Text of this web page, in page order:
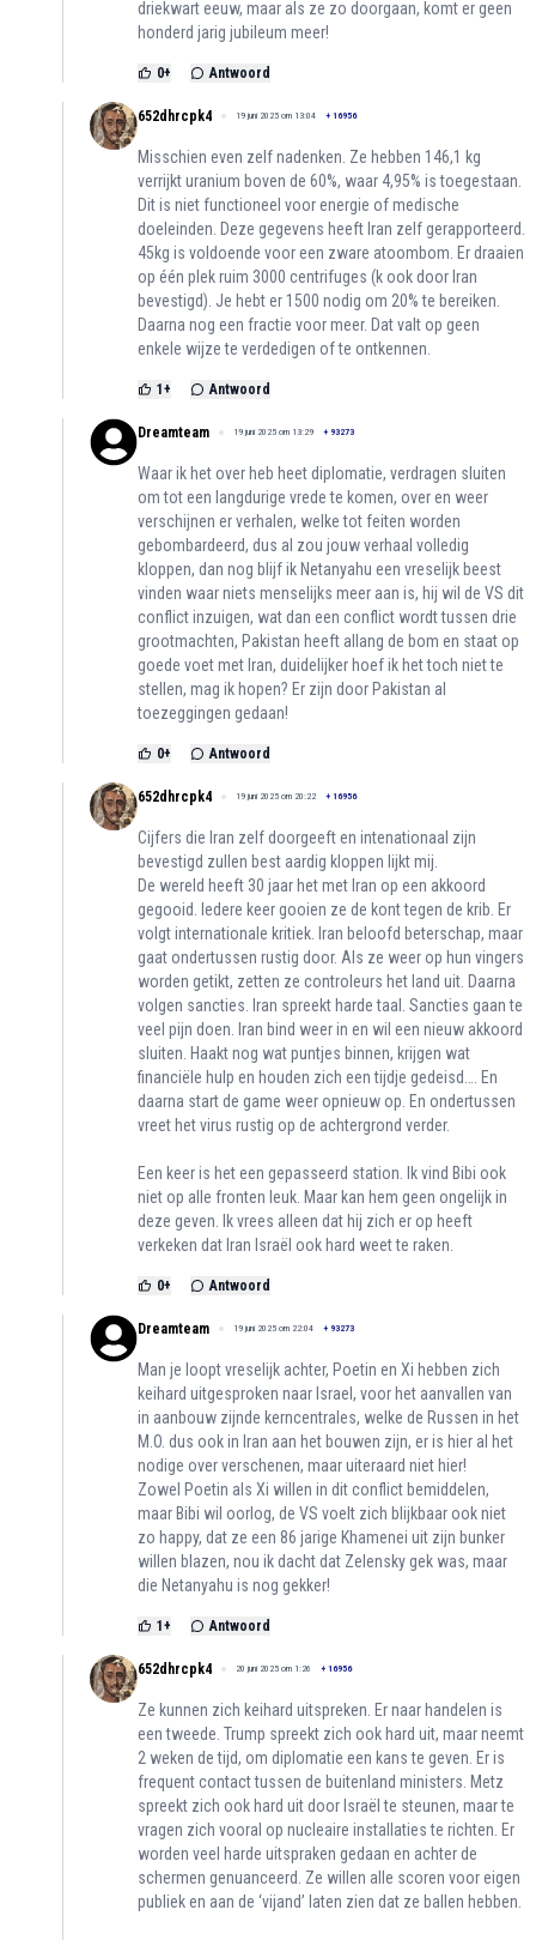
driekwart eeuw, maar als ze zo doorgaan, komt er geen
honderd jarig jubileum meer!
0+ Antwoord
652dhrcpk4 19 juni 2025 om 13:04 + 16956
Misschien even zelf nadenken. Ze hebben 146,1 kg
verrijkt uranium boven de 60%, waar 4,95% is toegestaan.
Dit is niet functioneel voor energie of medische
doeleinden. Deze gegevens heeft Iran zelf gerapporteerd.
45kg is voldoende voor een zware atoombom. Er draaien
op één plek ruim 3000 centrifuges (k ook door Iran
bevestigd). Je hebt er 1500 nodig om 20% te bereiken.
Daarna nog een fractie voor meer. Dat valt op geen
enkele wijze te verdedigen of te ontkennen.
1+ Antwoord
Dreamteam 19 juni 2025 om 13:29 + 93273
Waar ik het over heb heet diplomatie, verdragen sluiten
om tot een langdurige vrede te komen, over en weer
verschijnen er verhalen, welke tot feiten worden
gebombardeerd, dus al zou jouw verhaal volledig
kloppen, dan nog blijf ik Netanyahu een vreselijk beest
vinden waar niets menselijks meer aan is, hij wil de VS dit
conflict inzuigen, wat dan een conflict wordt tussen drie
grootmachten, Pakistan heeft allang de bom en staat op
goede voet met Iran, duidelijker hoef ik het toch niet te
stellen, mag ik hopen? Er zijn door Pakistan al
toezeggingen gedaan!
0+ Antwoord
652dhrcpk4 19 juni 2025 om 20:22 + 16956
Cijfers die Iran zelf doorgeeft en intenationaal zijn
bevestigd zullen best aardig kloppen lijkt mij.
De wereld heeft 30 jaar het met Iran op een akkoord
gegooid. Iedere keer gooien ze de kont tegen de krib. Er
volgt internationale kritiek. Iran beloofd beterschap, maar
gaat ondertussen rustig door. Als ze weer op hun vingers
worden getikt, zetten ze controleurs het land uit. Daarna
volgen sancties. Iran spreekt harde taal. Sancties gaan te
veel pijn doen. Iran bind weer in en wil een nieuw akkoord
sluiten. Haakt nog wat puntjes binnen, krijgen wat
financiële hulp en houden zich een tijdje gedeisd…. En
daarna start de game weer opnieuw op. En ondertussen
vreet het virus rustig op de achtergrond verder.
Een keer is het een gepasseerd station. Ik vind Bibi ook
niet op alle fronten leuk. Maar kan hem geen ongelijk in
deze geven. Ik vrees alleen dat hij zich er op heeft
verkeken dat Iran Israël ook hard weet te raken.
0+ Antwoord
Dreamteam 19 juni 2025 om 22:04 + 93273
Man je loopt vreselijk achter, Poetin en Xi hebben zich
keihard uitgesproken naar Israel, voor het aanvallen van
in aanbouw zijnde kerncentrales, welke de Russen in het
M.O. dus ook in Iran aan het bouwen zijn, er is hier al het
nodige over verschenen, maar uiteraard niet hier!
Zowel Poetin als Xi willen in dit conflict bemiddelen,
maar Bibi wil oorlog, de VS voelt zich blijkbaar ook niet
zo happy, dat ze een 86 jarige Khamenei uit zijn bunker
willen blazen, nou ik dacht dat Zelensky gek was, maar
die Netanyahu is nog gekker!
1+ Antwoord
652dhrcpk4 20 juni 2025 om 1:26 + 16956
Ze kunnen zich keihard uitspreken. Er naar handelen is
een tweede. Trump spreekt zich ook hard uit, maar neemt
2 weken de tijd, om diplomatie een kans te geven. Er is
frequent contact tussen de buitenland ministers. Metz
spreekt zich ook hard uit door Israël te steunen, maar te
vragen zich vooral op nucleaire installaties te richten. Er
worden veel harde uitspraken gedaan en achter de
schermen genuanceerd. Ze willen alle scoren voor eigen
publiek en aan de ‘vijand’ laten zien dat ze ballen hebben.